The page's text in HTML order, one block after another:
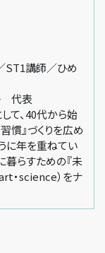
ST1講師／ひめ
代表
て、40代から始
慣』づくりを広め
に年を重ねてい
暮らすための『未
・science）をナ